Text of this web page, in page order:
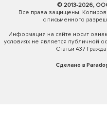
© 2013-2026,
Все права защищены.
с письменного
Информация на сайте носит
условиях не является публичной
Статьи 437
Сделано в